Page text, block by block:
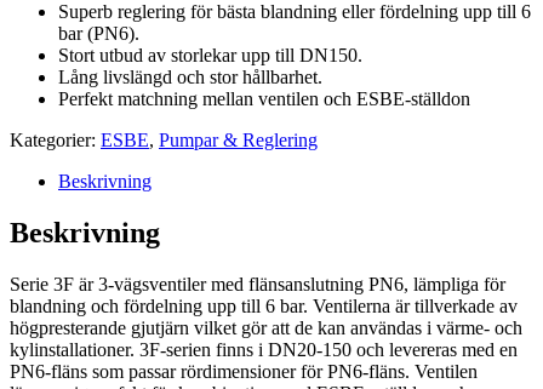
Superb reglering för bästa blandning eller fördelning upp till 6
bar (PN6).
Stort utbud av storlekar upp till DN150.
Lång livslängd och stor hållbarhet.
Perfekt matchning mellan ventilen och ESBE-ställdon
Kategorier: ESBE, Pumpar & Reglering
Beskrivning
Beskrivning
Serie 3F är 3-vägsventiler med flänsanslutning PN6, lämpliga för
blandning och fördelning upp till 6 bar. Ventilerna är tillverkade av
högpresterande gjutjärn vilket gör att de kan användas i värme- och
kylinstallationer. 3F-serien finns i DN20-150 och levereras med en
PN6-fläns som passar rördimensioner för PN6-fläns. Ventilen